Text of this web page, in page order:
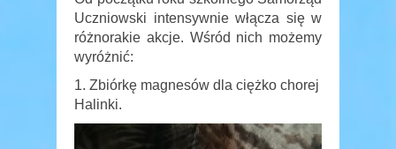
Uczniowski intensywnie włącza się w
różnorakie akcje. Wśród nich możemy
wyróżnić:
1. Zbiórkę magnesów dla ciężko chorej
Halinki.